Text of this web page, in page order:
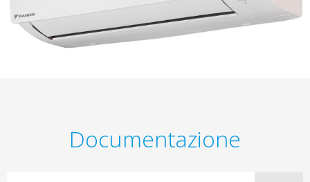
Documentazione